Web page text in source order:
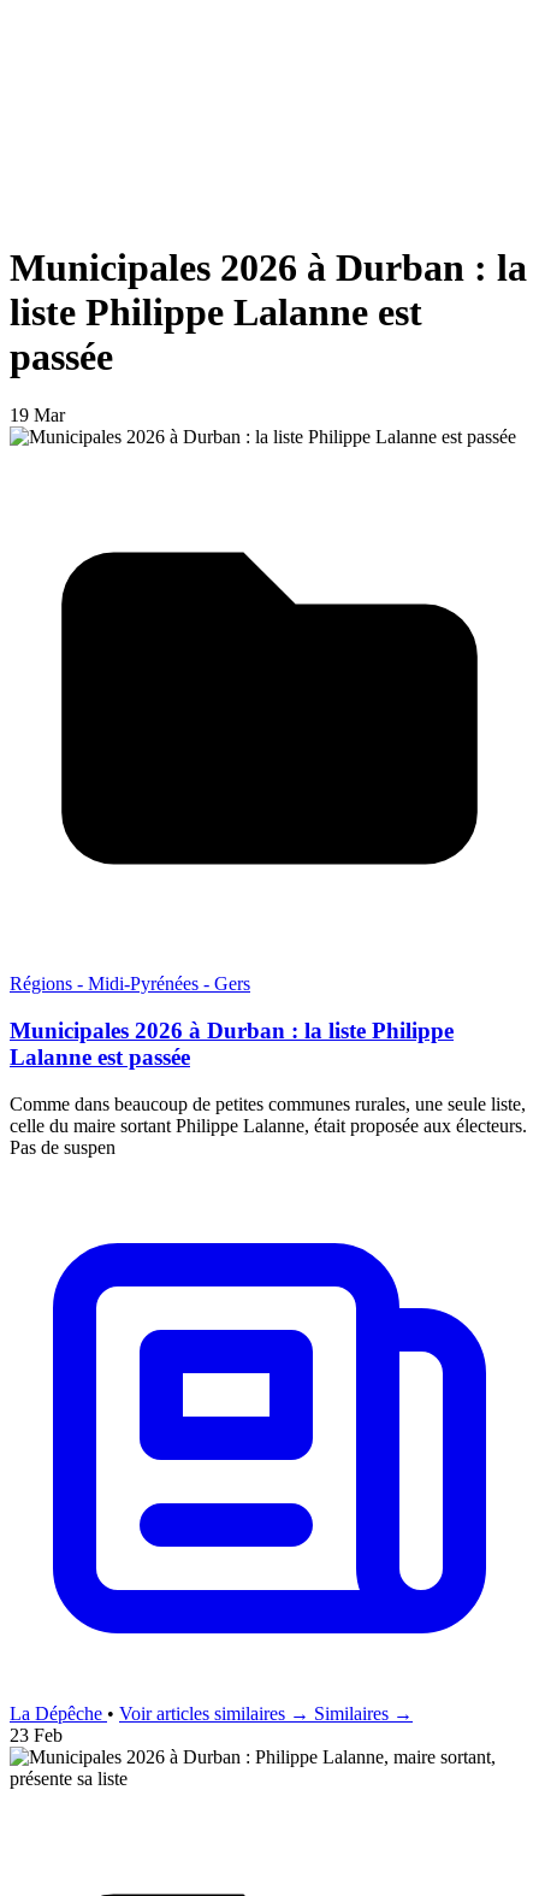
Municipales 2026 à Durban : la
liste Philippe Lalanne est
passée
19 Mar
Régions - Midi-Pyrénées - Gers
Municipales 2026 à Durban : la liste Philippe
Lalanne est passée
Comme dans beaucoup de petites communes rurales, une seule liste,
celle du maire sortant Philippe Lalanne, était proposée aux électeurs.
Pas de suspen
La Dépêche • Voir articles similaires → Similaires →
23 Feb